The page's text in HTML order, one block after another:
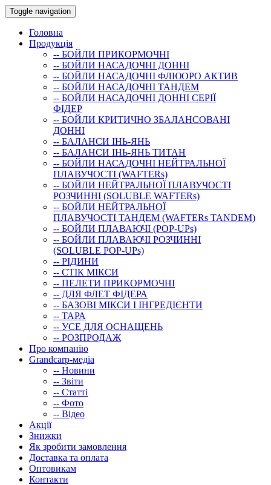
Toggle navigation
Головна
Продукція
-- БОЙЛИ ПРИКОРМОЧНI
-- БОЙЛИ НАСАДОЧНI ДОННI
-- БОЙЛИ НАСАДОЧНІ ФЛЮОРО АКТИВ
-- БОЙЛИ НАСАДОЧНІ ТАНДЕМ
-- БОЙЛИ НАСАДОЧНI ДОННI СЕРIÏ
ФIДЕР
-- БОЙЛИ КРИТИЧНО ЗБАЛАНСОВАНІ
ДОННІ
-- БАЛАНСИ ІНЬ-ЯНЬ
-- БАЛАНСИ ІНЬ-ЯНЬ ТИТАН
-- БОЙЛИ НАСАДОЧНI НЕЙТРАЛЬНОÏ
ПЛАВУЧОСТI (WAFTERs)
-- БОЙЛИ НЕЙТРАЛЬНОЇ ПЛАВУЧОСТІ
РОЗЧИННІ (SOLUBLE WAFTERs)
-- БОЙЛИ НЕЙТРАЛЬНОЇ
ПЛАВУЧОСТІ ТАНДЕМ (WAFTERs TANDEM)
-- БОЙЛИ ПЛАВАЮЧІ (POP-UPs)
-- БОЙЛИ ПЛАВАЮЧI РОЗЧИННI
(SOLUBLE POP-UPs)
-- РIДИНИ
-- СТIК МIКСИ
-- ПЕЛЕТИ ПРИКОРМОЧНІ
-- ДЛЯ ФЛЕТ ФІДЕРА
-- БАЗОВІ МІКСИ І ІНГРЕДІЄНТИ
-- ТАРА
-- УСЕ ДЛЯ ОСНАЩЕНЬ
-- РОЗПРОДАЖ
Про компанію
Grandcarp-медіа
-- Новини
-- Звіти
-- Статті
-- Фото
-- Відео
Акції
Знижки
Як зробити замовлення
Доставка та оплата
Оптовикам
Контакти